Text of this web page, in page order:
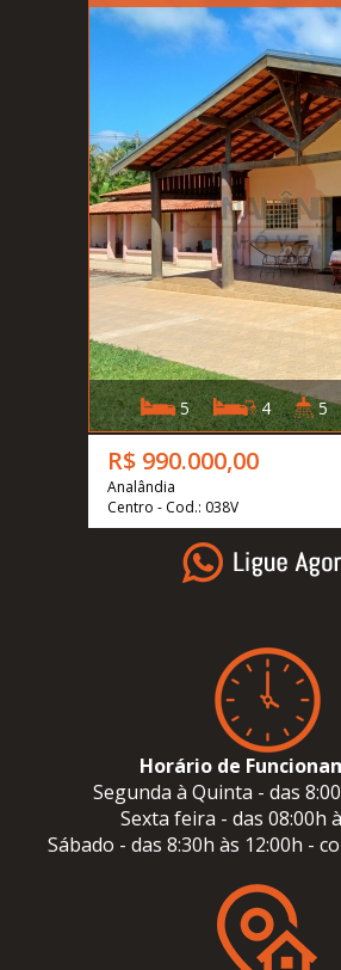
5 4 5
R$ 990.000,00
Analândia
Centro - Cod.: 038V
Horário de
Segunda à Quinta - das
Sexta feira - das 08:00h
Sábado - das 8:30h às 12:00h -